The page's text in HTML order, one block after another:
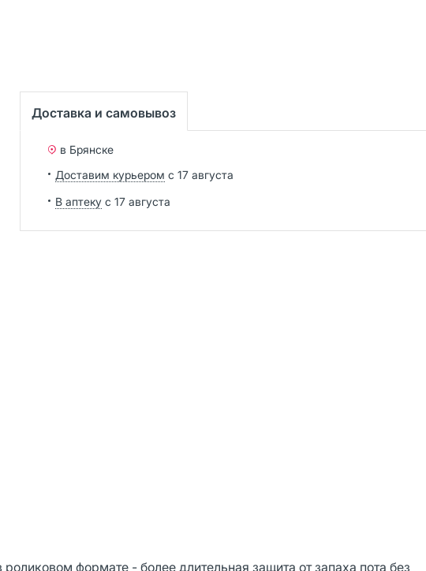
Доставка и самовывоз
в Брянске
Доставим курьером с 17 августа
В аптеку с 17 августа
формате - более длительная защита от запаха пота без